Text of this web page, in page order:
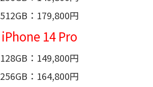
512GB：179,800円
iPhone 14 Pro
128GB：149,800円
256GB：164,800円